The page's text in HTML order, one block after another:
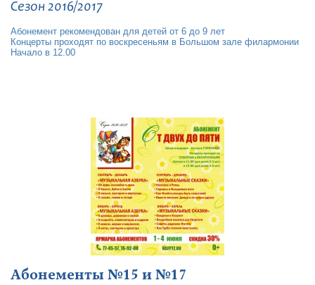
Сезон 2016/2017
Абонемент рекомендован для детей от 6 до 9 лет
Концерты проходят по воскресеньям в Большом зале филармонии
Начало в 12.00
Абонементы №15 и №17